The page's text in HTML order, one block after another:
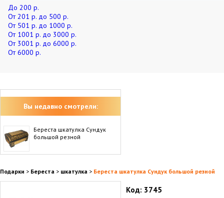
До 200 р.
От 201 р. до 500 р.
От 501 р. до 1000 р.
От 1001 р. до 3000 р.
От 3001 р. до 6000 р.
От 6000 р.
Вы недавно смотрели:
Береста шкатулка Сундук
большой резной
Подарки > Береста > шкатулка > Береста шкатулка Сундук большой резной
Код: 3745